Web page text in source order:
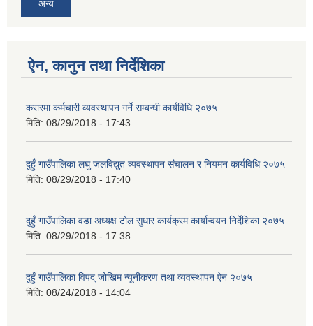
अन्य
ऐन, कानुन तथा निर्देशिका
करारमा कर्मचारी व्यवस्थापन गर्ने सम्बन्धी कार्यविधि २०७५
मिति: 08/29/2018 - 17:43
दुहुँ गाउँपालिका लघु जलविद्युत व्यवस्थापन संचालन र नियमन कार्यविधि २०७५
मिति: 08/29/2018 - 17:40
दुहुँ गाउँपालिका वडा अध्यक्ष टोल सुधार कार्यक्रम कार्यान्वयन निर्देशिका २०७५
मिति: 08/29/2018 - 17:38
दुहुँ गाउँपालिका विपद् जोखिम न्यूनीकरण तथा व्यवस्थापन ऐन २०७५
मिति: 08/24/2018 - 14:04